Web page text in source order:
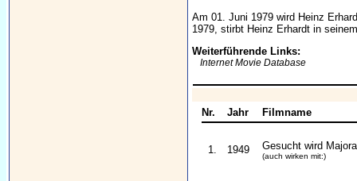
Am 01. Juni 1979 wird Heinz
1979, stirbt Heinz Erhardt in
Weiterführende Links:
Internet Movie Database
Nr. Jahr Filmname
1. 1949 Gesucht wird Majora
(auch wirken mit:)